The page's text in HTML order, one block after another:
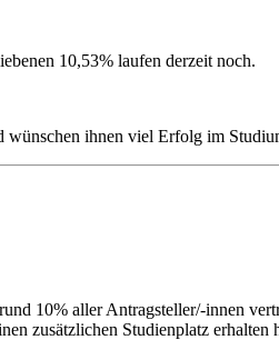
10,53% laufen derzeit noch.
wünschen ihnen viel Erfolg im
10% aller Antragsteller/-innen
zusätzlichen Studienplatz erhalten